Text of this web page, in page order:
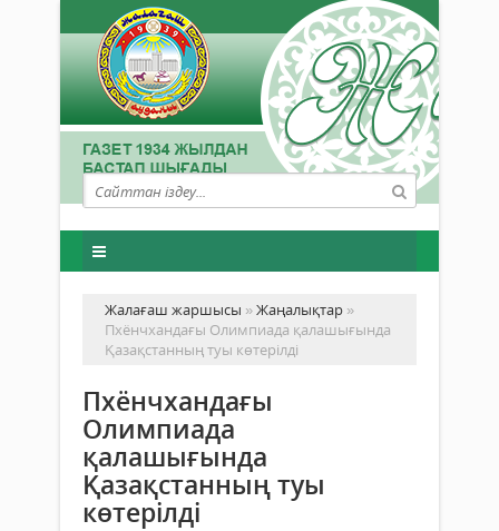
Жалағаш жаршысы »Жаңалықтар »
Пхёнчхандағы Олимпиада қалашығында
Қазақстанның туы көтерілді
Пхёнчхандағы
Олимпиада
қалашығында
Қазақстанның туы
көтерілді